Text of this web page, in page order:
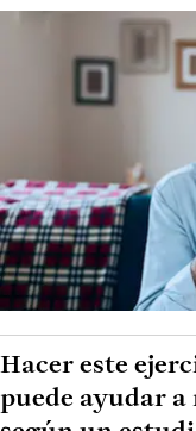
Hacer este
puede ayudar